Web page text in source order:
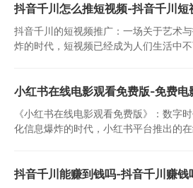
抖音千川怎么推短视频-抖音千川短
抖音千川的短视频推广：一场关于艺术
炸的时代，短视频已经成为人们生活中
小红书在线电影观看免费版-免费电
《小红书在线电影观看免费版》：数字
化信息爆炸的时代，小红书平台推出的
抖音千川能赚到钱吗-抖音千川赚钱